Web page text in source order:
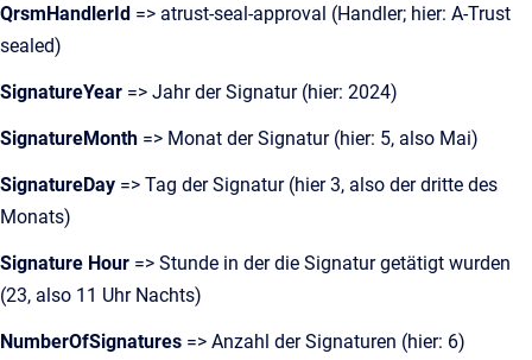
QrsmHandlerId => atrust-seal-approval (Handler; hier: A-Trust
sealed)
SignatureYear => Jahr der Signatur (hier: 2024)
SignatureMonth => Monat der Signatur (hier: 5, also Mai)
SignatureDay => Tag der Signatur (hier 3, also der dritte des
Monats)
Signature Hour => Stunde in der die Signatur getätigt wurden
(23, also 11 Uhr Nachts)
NumberOfSignatures => Anzahl der Signaturen (hier: 6)